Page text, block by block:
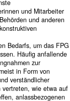
und Mitarbeiter
und anderen
Bedarfs, um das FPG
Häufig anfallende
zur
in Form von
verständlicher
vertreten, wie etwa auf
anlassbezogenen